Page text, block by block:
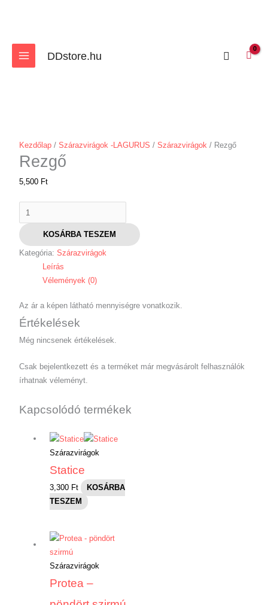
DDstore.hu Search
Kezdőlap /Szárazvirágok -LAGURUS /Szárazvirágok / Rezgő
Rezgő
5,500 Ft
KOSÁRBA TESZEM
Kategória:Szárazvirágok
Leírás
Vélemények (0)
Az ár a képen látható mennyiségre vonatkozik.
Értékelések
Még nincsenek értékelések.
Csak bejelentkezett és a terméket már megvásárolt felhasználók
írhatnak véleményt.
Kapcsolódó termékek
Szárazvirágok
Statice
3,300 Ft
KOSÁRBA
TESZEM
Szárazvirágok
Protea –